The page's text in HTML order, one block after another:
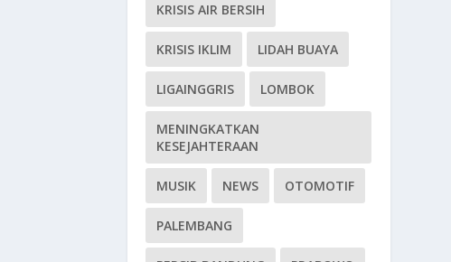
KRISIS AIR BERSIH
KRISIS IKLIM LIDAH BUAYA
LIGAINGGRIS LOMBOK
MENINGKATKAN
KESEJAHTERAAN
MUSIK NEWS OTOMOTIF
PALEMBANG